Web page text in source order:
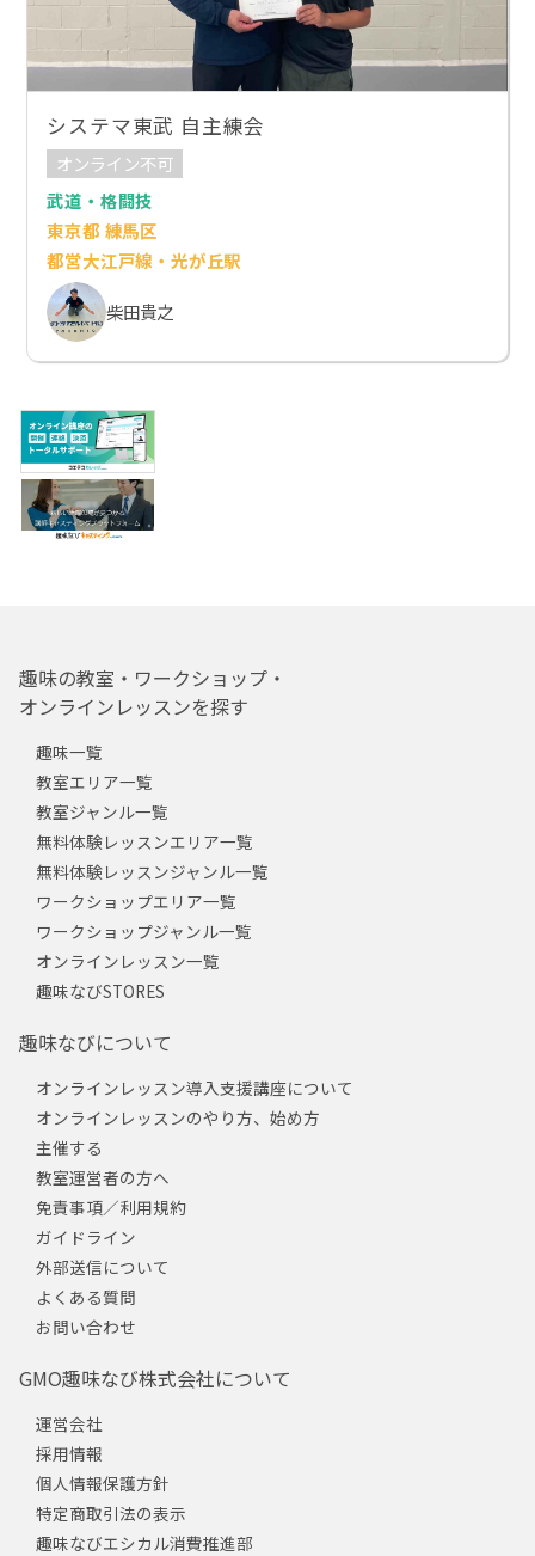
システマ東武 自主練会
オンライン不可
武道・格闘技
東京都 練馬区
都営大江戸線・光が丘駅
柴田貴之
趣味の教室・ワークショップ・
オンラインレッスンを探す
趣味一覧
教室エリア一覧
教室ジャンル一覧
無料体験レッスンエリア一覧
無料体験レッスンジャンル一覧
ワークショップエリア一覧
ワークショップジャンル一覧
オンラインレッスン一覧
趣味なびSTORES
趣味なびについて
オンラインレッスン導入支援講座について
オンラインレッスンのやり方、始め方
主催する
教室運営者の方へ
免責事項／利用規約
ガイドライン
外部送信について
よくある質問
お問い合わせ
GMO趣味なび株式会社について
運営会社
採用情報
個人情報保護方針
特定商取引法の表示
趣味なびエシカル消費推進部